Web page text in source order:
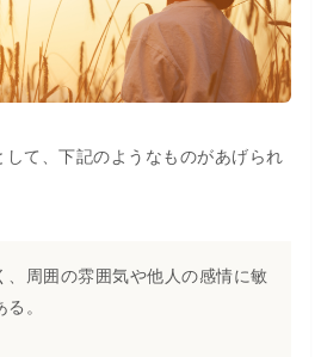
て、下記のようなものがあげられ
、周囲の雰囲気や他人の感情に敏
。